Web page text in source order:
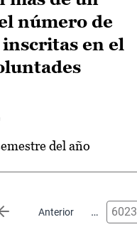
número de
en el
del año
Anterior
Página anterior … 6023